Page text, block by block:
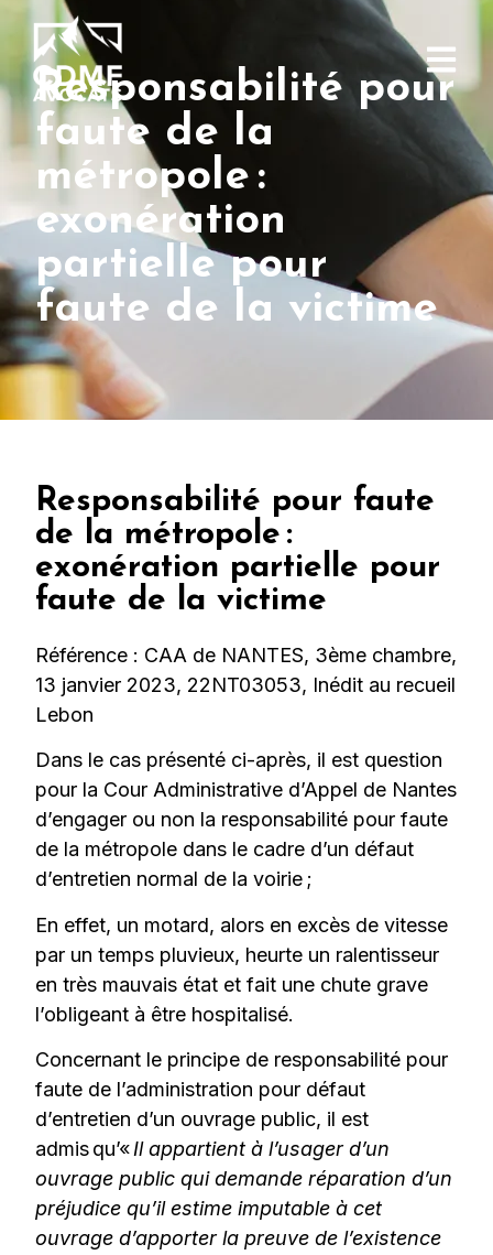
Responsabilité pour
faute de la
métropole :
exonération
partielle pour
faute de la victime
Responsabilité pour faute
de la métropole :
exonération partielle pour
faute de la victime
Référence : CAA de NANTES, 3ème chambre,
13 janvier 2023, 22NT03053, Inédit au recueil
Lebon
Dans le cas présenté ci-après, il est question
pour la Cour Administrative d’Appel de Nantes
d’engager ou non la responsabilité pour faute
de la métropole dans le cadre d’un défaut
d’entretien normal de la voirie ;
En effet, un motard, alors en excès de vitesse
par un temps pluvieux, heurte un ralentisseur
en très mauvais état et fait une chute grave
l’obligeant à être hospitalisé.
Concernant le principe de responsabilité pour
faute de l’administration pour défaut
d’entretien d’un ouvrage public, il est
admis qu’«Il appartient à l’usager d’un
ouvrage public qui demande réparation d’un
préjudice qu’il estime imputable à cet
ouvrage d’apporter la preuve de l’existence